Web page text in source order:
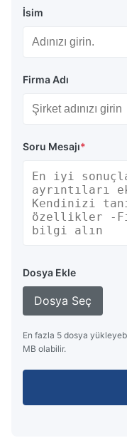
İsim
Firma Adı
Soru Mesajı*
Dosya Ekle
Dosya Seç
En fazla 5 dosya
MB olabilir.